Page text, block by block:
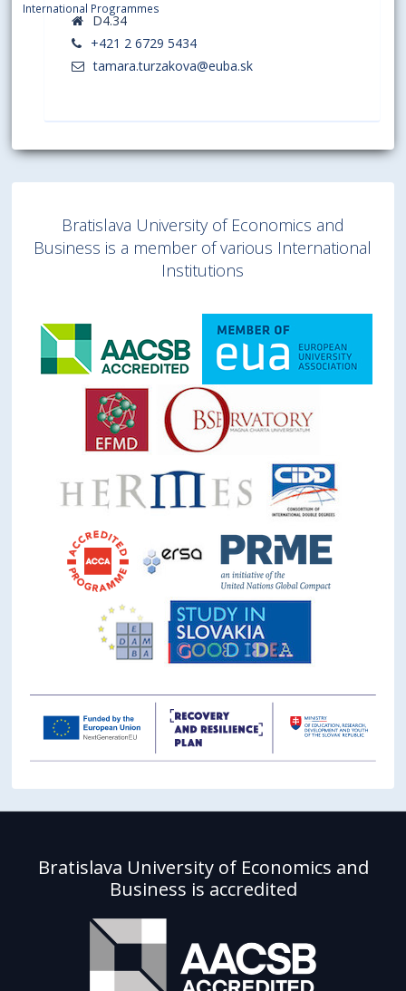
International Programmes
D4.34
+421 2 6729 5434
tamara.turzakova@euba.sk
Bratislava University of Economics and
Business is a member of various International
Institutions
Bratislava University of Economics and
Business is accredited